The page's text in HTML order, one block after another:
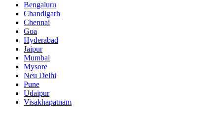
Bengaluru
Chandigarh
Chennai
Goa
Hyderabad
Jaipur
Mumbai
Mysore
Neu Delhi
Pune
Udaipur
Visakhapatnam